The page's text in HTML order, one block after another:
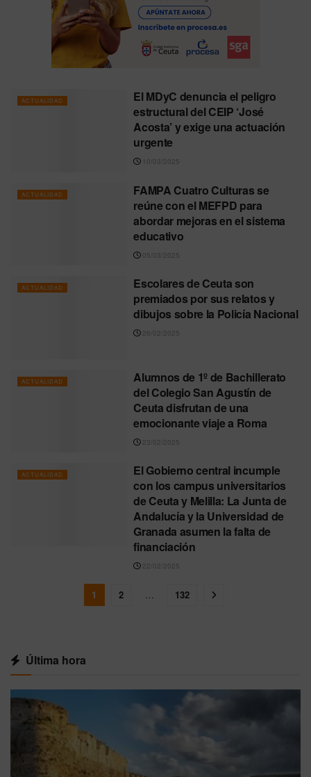
ACTUALIDAD
El MDyC denuncia el peligro
estructural del CEIP ‘José
Acosta’ y exige una actuación
urgente
10/03/2025
ACTUALIDAD
FAMPA Cuatro Culturas se
reúne con el MEFPD para
abordar mejoras en el sistema
educativo
05/03/2025
ACTUALIDAD
Escolares de Ceuta son
premiados por sus relatos y
dibujos sobre la Policía Nacional
26/02/2025
ACTUALIDAD
Alumnos de 1º de Bachillerato
del Colegio San Agustín de
Ceuta disfrutan de una
emocionante viaje a Roma
23/02/2025
ACTUALIDAD
El Gobierno central incumple
con los campus universitarios
de Ceuta y Melilla: La Junta de
Andalucía y la Universidad de
Granada asumen la falta de
financiación
22/02/2025
1 2 … 132
Última hora